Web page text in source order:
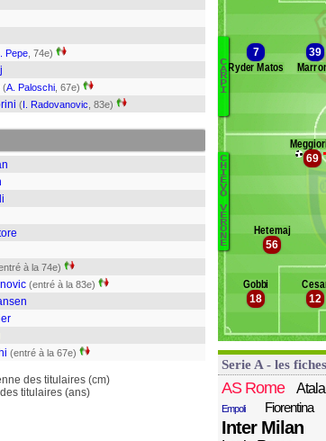
Pepe , 74e)
(A. Paloschi , 67e)
(I. Radovanovic , 83e)
à la 74e)
(entré à la 83e)
(entré à la 67e)
des titulaires (cm)
titulaires (ans)
Banc
Brkic
Benussi
Romagnoli
Cofie
Lasagna
C
A
R
P
I
Banc des
Sardo
Cacciatore
Pepe
Radovanovic
Pellissier
M'Poku
Paloschi
C
H
I
E
V
O
V
E
R
O
N
E
7
Ryder Matos
39
12
18
Gobbi
56
Hetemaj
69
Serie A - les
AS Rome
Empoli
Fiorentina
Inter Milan